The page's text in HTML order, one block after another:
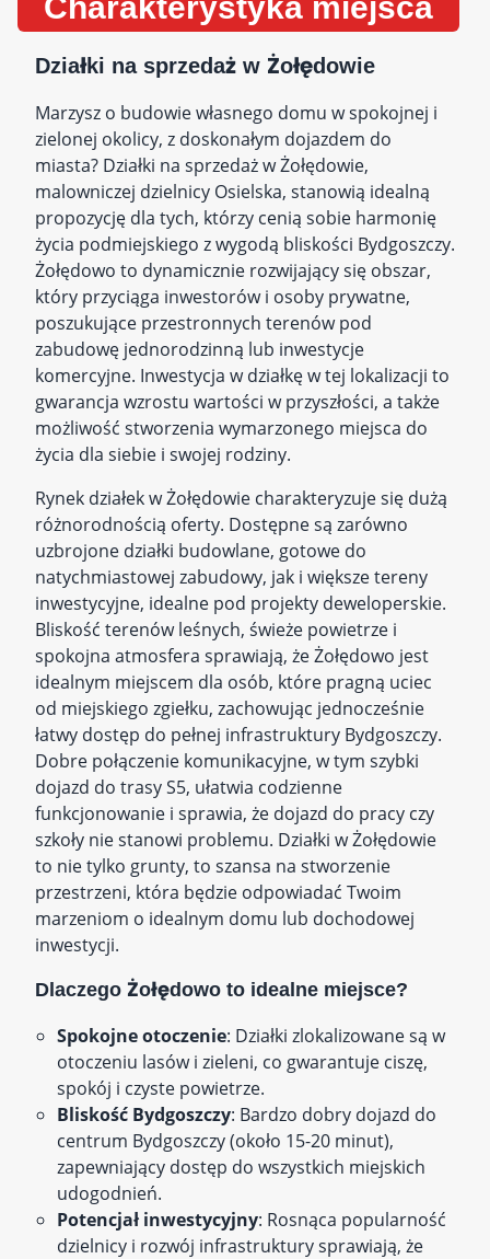
Działki na sprzedaż w Żołędowie
Marzysz o budowie własnego domu w spokojnej i
zielonej okolicy, z doskonałym dojazdem do
miasta? Działki na sprzedaż w Żołędowie,
malowniczej dzielnicy Osielska, stanowią idealną
propozycję dla tych, którzy cenią sobie harmonię
życia podmiejskiego z wygodą bliskości Bydgoszczy.
Żołędowo to dynamicznie rozwijający się obszar,
który przyciąga inwestorów i osoby prywatne,
poszukujące przestronnych terenów pod
zabudowę jednorodzinną lub inwestycje
komercyjne. Inwestycja w działkę w tej lokalizacji to
gwarancja wzrostu wartości w przyszłości, a także
możliwość stworzenia wymarzonego miejsca do
życia dla siebie i swojej rodziny.
Rynek działek w Żołędowie charakteryzuje się dużą
różnorodnością oferty. Dostępne są zarówno
uzbrojone działki budowlane, gotowe do
natychmiastowej zabudowy, jak i większe tereny
inwestycyjne, idealne pod projekty deweloperskie.
Bliskość terenów leśnych, świeże powietrze i
spokojna atmosfera sprawiają, że Żołędowo jest
idealnym miejscem dla osób, które pragną uciec
od miejskiego zgiełku, zachowując jednocześnie
łatwy dostęp do pełnej infrastruktury Bydgoszczy.
Dobre połączenie komunikacyjne, w tym szybki
dojazd do trasy S5, ułatwia codzienne
funkcjonowanie i sprawia, że dojazd do pracy czy
szkoły nie stanowi problemu. Działki w Żołędowie
to nie tylko grunty, to szansa na stworzenie
przestrzeni, która będzie odpowiadać Twoim
marzeniom o idealnym domu lub dochodowej
inwestycji.
Dlaczego Żołędowo to idealne miejsce?
Spokojne otoczenie: Działki zlokalizowane są w
otoczeniu lasów i zieleni, co gwarantuje ciszę,
spokój i czyste powietrze.
Bliskość Bydgoszczy: Bardzo dobry dojazd do
centrum Bydgoszczy (około 15-20 minut),
zapewniający dostęp do wszystkich miejskich
udogodnień.
Potencjał inwestycyjny: Rosnąca popularność
dzielnicy i rozwój infrastruktury sprawiają, że